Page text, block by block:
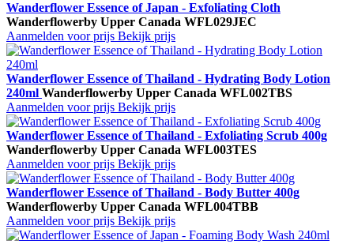
Wanderflower Essence of Japan - Exfoliating Cloth
Wanderflowerby Upper Canada WFL029JEC
Aanmelden voor prijs Bekijk prijs
Wanderflower Essence of Thailand - Hydrating Body Lotion
240ml Wanderflowerby Upper Canada WFL002TBS
Aanmelden voor prijs Bekijk prijs
Wanderflower Essence of Thailand - Exfoliating Scrub 400g
Wanderflowerby Upper Canada WFL003TES
Aanmelden voor prijs Bekijk prijs
Wanderflower Essence of Thailand - Body Butter 400g
Wanderflowerby Upper Canada WFL004TBB
Aanmelden voor prijs Bekijk prijs